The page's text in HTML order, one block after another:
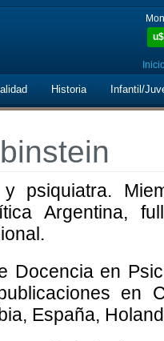
u$
Historia Infantil/
y psiquiatra.
Argentina,
Docencia en
en
España,